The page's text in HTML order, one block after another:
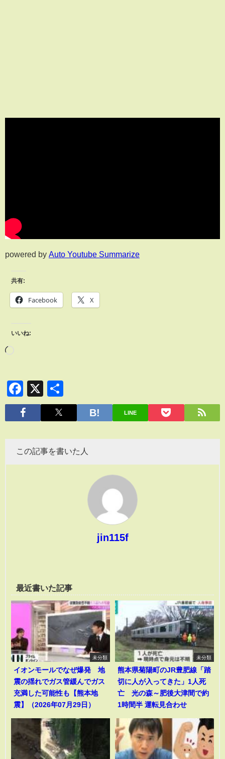
powered by Auto Youtube Summarize
共有:
Facebook X
いいね:
Facebook
X
有
LINE
この記事を書いた人
jin115f
最近書いた記事
未分類
イオンモールでなぜ爆発 地
震の揺れでガス管緩んでガス
充満した可能性も【熊本地
震】（2026年07月29日）
未分類
熊本県菊陽町のJR豊肥線「踏
切に人が入ってきた」1人死
亡 光の森～肥後大津間で約
1時間半 運転見合わせ